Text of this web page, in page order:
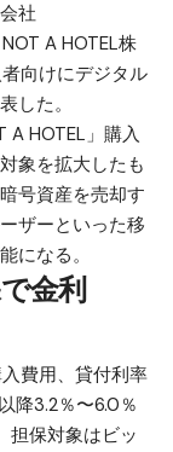
社
A HOTEL株
向けにデジタル
した。
A HOTEL」購入
象を拡大したも
号資産を売却す
ザーといった移
になる。
金利
費用、貸付利率
降3.2％〜6.0％
担保対象はビッ